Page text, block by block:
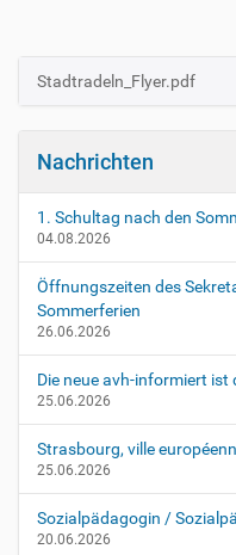
N
i
g
a
t
i
o
n
Stadtradeln_Flyer.pdf
Nachrichten
1. Schultag nach den
04.08.2026
Öffnungszeiten des
Sommerferien
26.06.2026
Die neue avh-informiert ist
25.06.2026
Strasbourg, ville
25.06.2026
Sozialpädagogin /
20.06.2026